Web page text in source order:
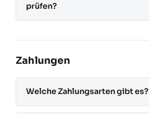
prüfen?
Zahlungen
Welche Zahlungsarten gibt es?